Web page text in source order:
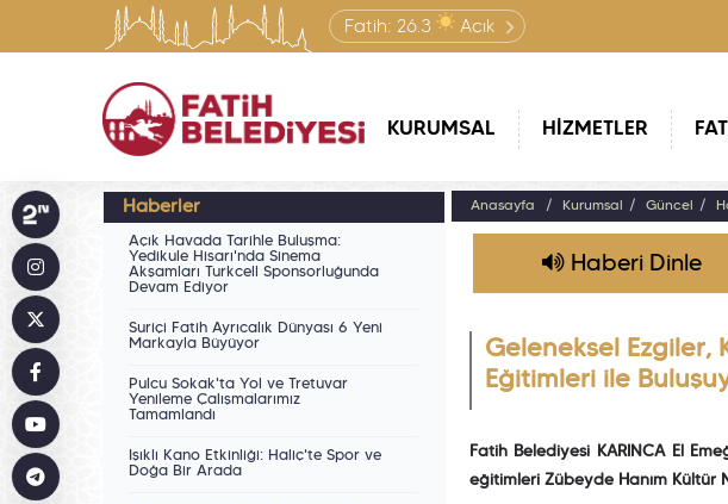
Fatih: 26.3 Açık
KURUMSAL HİZMETLER
Haberler
Açık Havada Tarihle Buluşma:
Yedikule Hisarı'nda Sinema
Akşamları Turkcell Sponsorluğunda
Devam Ediyor
Suriçi Fatih Ayrıcalık Dünyası 6 Yeni
Markayla Büyüyor
Pulcu Sokak'ta Yol ve Tretuvar
Yenileme Çalışmalarımız
Tamamlandı
Işıklı Kano Etkinliği: Haliç'te Spor ve
Doğa Bir Arada
Anasayfa Kurumsal Güncel
Haberi Dinle
Geleneksel Ezgiler,
Eğitimleri ile
Fatih Belediyesi KARINCA El
eğitimleri Zübeyde Hanım Kültür